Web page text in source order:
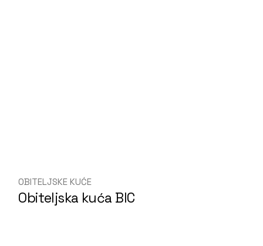
OBITELJSKE KUĆE
Obiteljska kuća BIC